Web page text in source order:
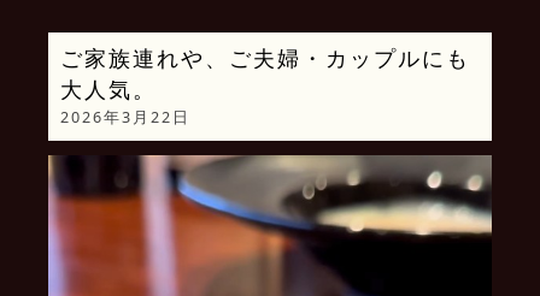
ご家族連れや、ご夫婦・カップルにも
大人気。
2026年3月22日
画
プ
レ